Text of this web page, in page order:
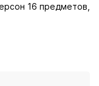
16 предметов,
шт. (2 предмета);